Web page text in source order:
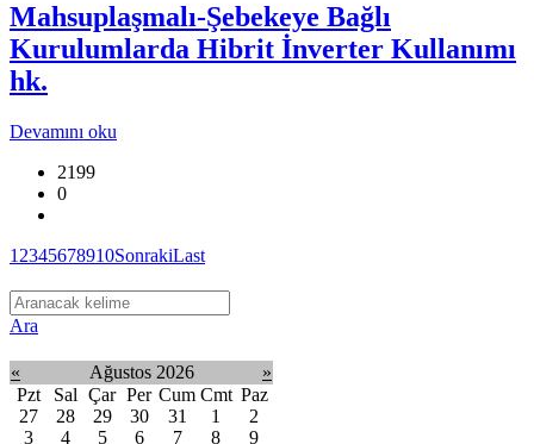
Mahsuplaşmalı-Şebekeye Bağlı
Kurulumlarda Hibrit İnverter Kullanımı
hk.
Devamını oku
2199
0
1 2345678910SonrakiLast
Ara
« Ağustos 2026
»
Pzt
Sal Çar Per Cum Cmt Paz
27
28 29 30 31 1
2
3
4 5 6 7 8
9